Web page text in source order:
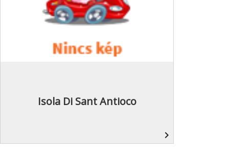
Isola Di Sant Antioco
navigate_next